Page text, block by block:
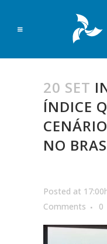
20 SET
ÍNDICE
NO
Posted at
Comments
0